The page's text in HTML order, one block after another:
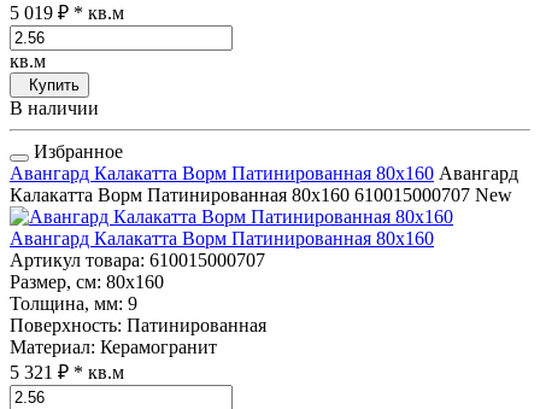
5 019 ₽ * кв.м
кв.м
Купить
В наличии
Избранное
Авангард Калакатта Ворм Патинированная 80x160 Авангард
Калакатта Ворм Патинированная 80x160 610015000707 New
Авангард Калакатта Ворм Патинированная 80x160
Артикул товара: 610015000707
Размер, см: 80x160
Толщина, мм: 9
Поверхность: Патинированная
Материал: Керамогранит
5 321 ₽ * кв.м